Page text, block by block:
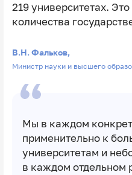
219 университетах.
количества
В.Н. Фальков,
Министр науки и высшего
Мы в каждом
применительно к
университетам и
в каждом отдельном